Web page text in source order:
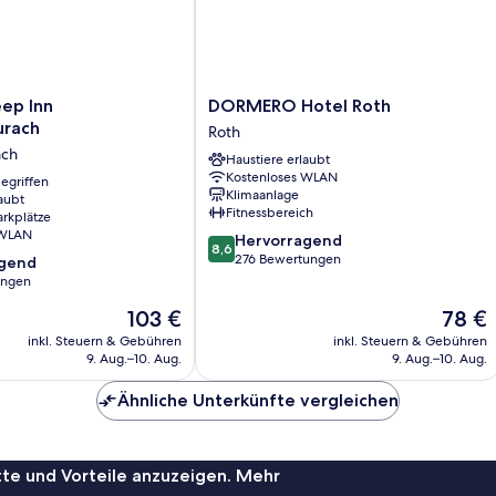
Inn
Der
Preis
beträgt
103 €
inkl. Steuern & Gebühren
9. Aug.–10. Aug.
DORMERO
Hotel
Roth
Roth
DORMERO Hotel Roth
Roth
Haustiere erlaubt
Kostenloses WLAN
Klimaanlage
Fitnessbereich
8.6
von
8,6 Hervorragend
276 Bewertungen
Der
Preis
beträgt
78 €
inkl. Steuern & Gebühren
9. Aug.–10. Aug.
Ähnliche Unterkünfte vergleichen
und Vorteile anzuzeigen. Mehr